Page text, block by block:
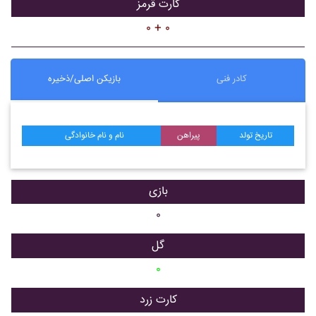
کارت قرمز
۰ + ۰
بازیکن اصلی/ذخیره کادر فنی
نام و نام خانوادگی پیراهن تاریخ تولد
بازی
۰
گل
۰
کارت زرد